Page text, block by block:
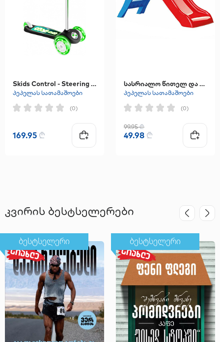
Skids Control - Steering Scooter Lighting Wheels 3 Wheels
პეპელას სათამაშოები
(0)
169.95 ₾
სასრიალო წითელ და ლურჯ ფერებში
პეპელას სათამაშოები
(0)
99.95₾
49.98 ₾
კვირის ბესტსელერები
ბესტსელერი ბესტსელერი